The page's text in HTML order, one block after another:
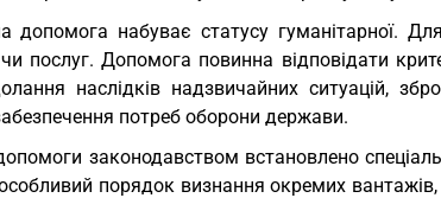
допомога набуває статусу гуманітарної.
послуг. Допомога повинна відповідати
наслідків надзвичайних ситуацій,
потреб оборони держави.
законодавством встановлено
порядок визнання окремих вантажів,